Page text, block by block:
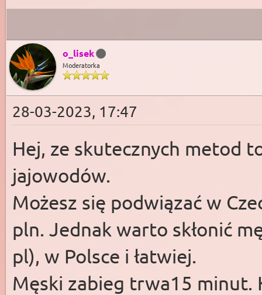
o_lisek
Moderatorka
28-03-2023, 17:47
Hej, ze skutecznych metod
jajowodów.
Możesz się podwiązać w
pln. Jednak warto skłonić
pl), w Polsce i łatwiej.
Męski zabieg trwa15 minut.